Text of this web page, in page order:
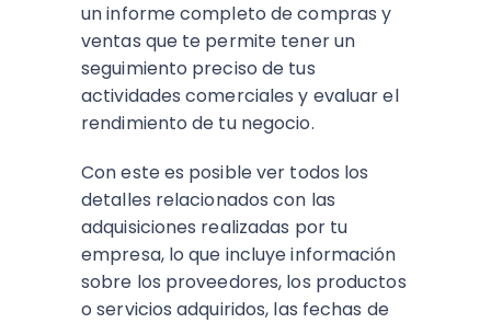
un informe completo de compras y
ventas que te permite tener un
seguimiento preciso de tus
actividades comerciales y evaluar el
rendimiento de tu negocio.
Con este es posible ver todos los
detalles relacionados con las
adquisiciones realizadas por tu
empresa, lo que incluye información
sobre los proveedores, los productos
o servicios adquiridos, las fechas de